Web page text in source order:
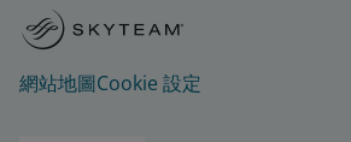
網站地圖Cookie 設定